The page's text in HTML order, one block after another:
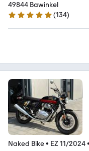
49844 Bawinkel
5 Sterne
(134)
Naked Bike• EZ 11/2024•